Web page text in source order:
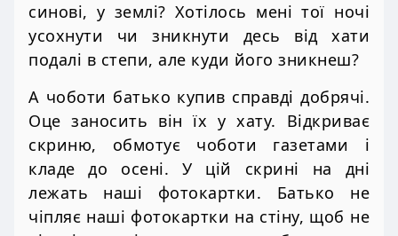
синові, у землі? Хотілось мені тої ночі
усохнути чи зникнути десь від хати
подалі в степи, але куди його зникнеш?
А чоботи батько купив справді добрячі.
Оце заносить він їх у хату. Відкриває
скриню, обмотує чоботи газетами і
кладе до осені. У цій скрині на дні
лежать наші фотокартки. Батько не
чіпляє наші фотокартки на стіну, щоб не